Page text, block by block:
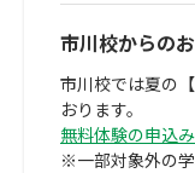
市川校からの
市川校では夏の
おります。
無料体験の申込
※一部対象外の学